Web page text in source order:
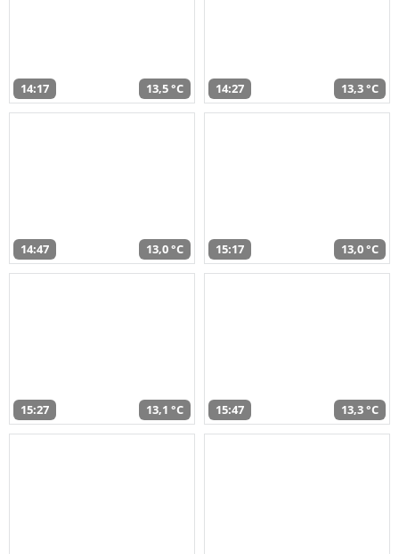
14:17 13,5 °C 14:27 13,3 °C
14:47 13,0 °C 15:17 13,0 °C
15:27 13,1 °C 15:47 13,3 °C